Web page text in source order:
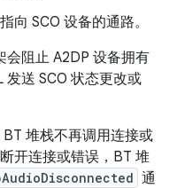
向 SCO 设备的通路。
会阻止 A2DP 设备拥有
发送 SCO 状态更改或
堆栈不再调用连接或
开连接或错误，BT 堆
通